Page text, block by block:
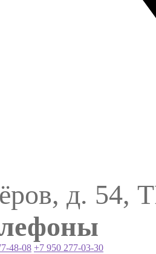
д. 54,
48-08 +7 950 277-03-30